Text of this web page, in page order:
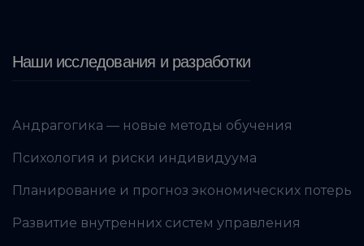
Наши исследования и разработки
Андрагогика — новые методы обучения
Психология и риски индивидуума
Планирование и прогноз экономических потерь
Развитие внутренних систем управления